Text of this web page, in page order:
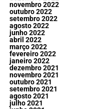
novembro 2022
outubro 2022
setembro 2022
agosto 2022
junho 2022
abril 2022
março 2022
fevereiro 2022
janeiro 2022
dezembro 2021
novembro 2021
outubro 2021
setembro 2021
agosto 2021
julho 2021